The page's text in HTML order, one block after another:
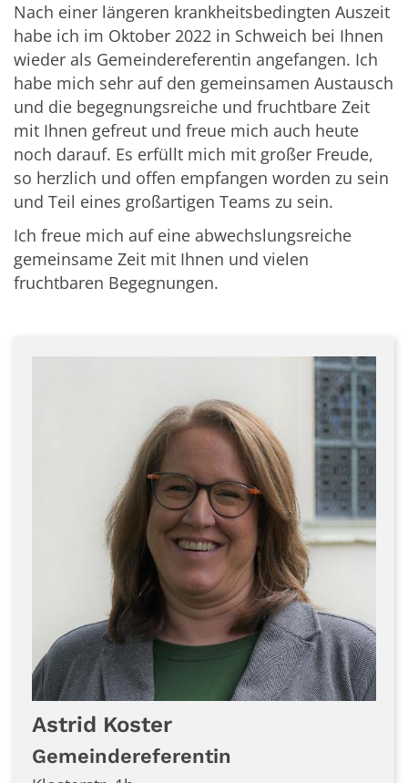
Nach einer längeren krankheitsbedingten Auszeit
habe ich im Oktober 2022 in Schweich bei Ihnen
wieder als Gemeindereferentin angefangen. Ich
habe mich sehr auf den gemeinsamen Austausch
und die begegnungsreiche und fruchtbare Zeit
mit Ihnen gefreut und freue mich auch heute
noch darauf. Es erfüllt mich mit großer Freude,
so herzlich und offen empfangen worden zu sein
und Teil eines großartigen Teams zu sein.
Ich freue mich auf eine abwechslungsreiche
gemeinsame Zeit mit Ihnen und vielen
fruchtbaren Begegnungen.
Astrid Koster
Gemeindereferentin